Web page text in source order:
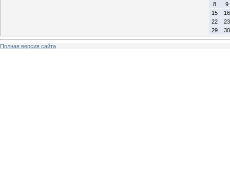
8
9
15
16
22
23
29
30
Полная версия сайта